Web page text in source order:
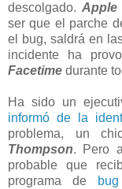
descolgado. Apple
ser que el parche
el bug, saldrá en
incidente ha
Facetime durante
Ha sido un
informó de la
problema, un
Thompson. Pero
probable que
programa de